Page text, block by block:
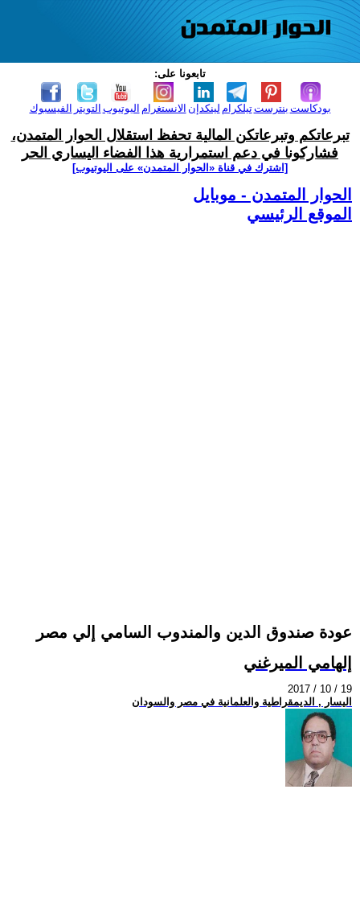
تابعونا على:
الفيسبوك التويتر اليوتيوب الانستغرام لينكدإن تيلكرامبنترست بودكاست
تبرعاتكم وتبرعاتكن المالية تحفظ استقلال الحوار المتمدن،
فشاركونا في دعم استمرارية هذا الفضاء اليساري الحر
[اشترك في قناة ‫«الحوار المتمدن» على اليوتيوب]
الحوار المتمدن - موبايل
الموقع الرئيسي
عودة صندوق الدين والمندوب السامي إلي مصر
إلهامي الميرغني
2017 / 10 / 19
اليسار , الديمقراطية والعلمانية في مصر والسودان